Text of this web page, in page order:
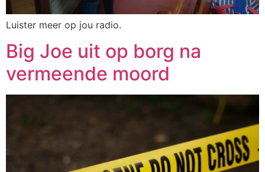
Luister meer op jou radio.
Big Joe uit op borg na
vermeende moord